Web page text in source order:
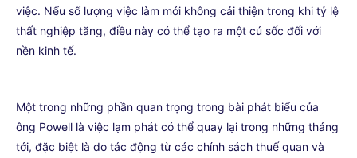
việc. Nếu số lượng việc làm mới không cải thiện trong khi tỷ lệ
thất nghiệp tăng, điều này có thể tạo ra một cú sốc đối với
nền kinh tế.
Một trong những phần quan trọng trong bài phát biểu của
ông Powell là việc lạm phát có thể quay lại trong những tháng
tới, đặc biệt là do tác động từ các chính sách thuế quan và